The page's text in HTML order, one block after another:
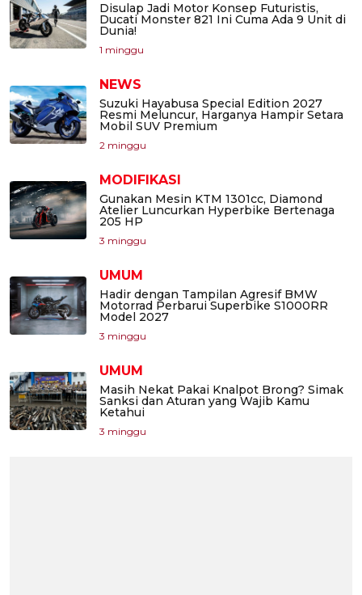
Disulap Jadi Motor Konsep Futuristis,
Ducati Monster 821 Ini Cuma Ada 9 Unit di
Dunia!
1 minggu
NEWS
Suzuki Hayabusa Special Edition 2027
Resmi Meluncur, Harganya Hampir Setara
Mobil SUV Premium
2 minggu
MODIFIKASI
Gunakan Mesin KTM 1301cc, Diamond
Atelier Luncurkan Hyperbike Bertenaga
205 HP
3 minggu
UMUM
Hadir dengan Tampilan Agresif BMW
Motorrad Perbarui Superbike S1000RR
Model 2027
3 minggu
UMUM
Masih Nekat Pakai Knalpot Brong? Simak
Sanksi dan Aturan yang Wajib Kamu
Ketahui
3 minggu